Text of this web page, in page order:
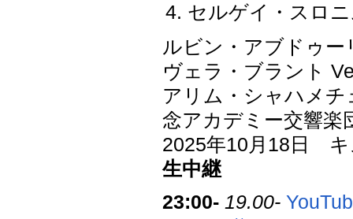
セルゲイ・スロ
ルビン・アブドゥ
ヴェラ・ブラント
アリム・シャハメ
念アカデミー交響楽
2025年10月18日 キ
生中継
23:00- 19.00-